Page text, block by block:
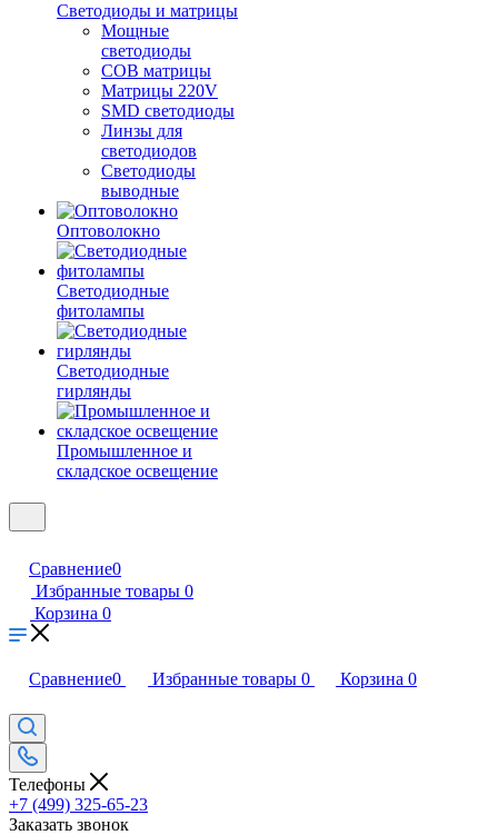
Светодиоды и матрицы
Мощные
светодиоды
COB матрицы
Матрицы 220V
SMD светодиоды
Линзы для
светодиодов
Светодиоды
выводные
Оптоволокно
Светодиодные
фитолампы
Светодиодные
гирлянды
Промышленное и
складское освещение
Сравнение0
Избранные товары 0
Корзина 0
Сравнение0 Избранные товары 0 Корзина 0
Телефоны
+7 (499) 325-65-23
Заказать звонок